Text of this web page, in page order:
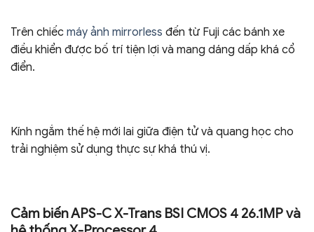
Trên chiếc máy ảnh mirrorless đến từ Fuji các bánh xe
điều khiển được bố trí tiện lợi và mang dáng dấp khá cổ
điển.
Kính ngắm thế hệ mới lai giữa điện tử và quang học cho
trải nghiệm sử dụng thực sự khá thú vị.
Cảm biến APS-C X-Trans BSI CMOS 4 26.1MP và